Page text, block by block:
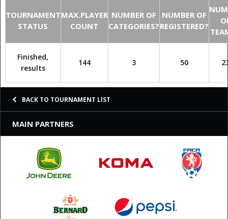
TOURNAMENT
STATUS
MAX.PLAYER
COUNT
NUMBER OF
CATEGORIES?
NUMBER OF
REGISTERED?
Finished,
results
144 3 50
BACK TO TOURNAMENT LIST
MAIN PARTNERS